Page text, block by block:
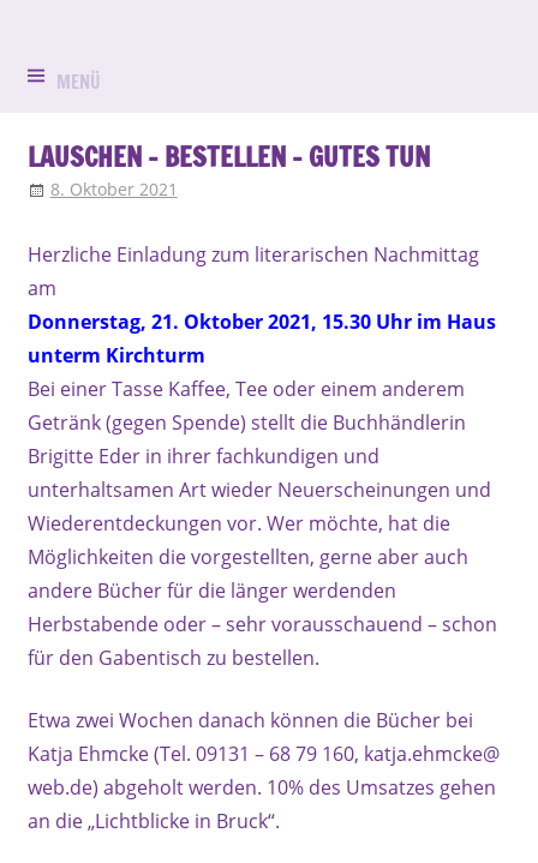
springen
Peter
und
Paul
Erlangen-
Bruck
in
MENÜ
LAUSCHEN – BESTELLEN – GUTES TUN
8. Oktober 2021
Herzliche Einladung zum literarischen Nachmittag
am
Donnerstag, 21. Oktober 2021, 15.30 Uhr im Haus
unterm Kirchturm
Bei einer Tasse Kaffee, Tee oder einem anderem
Getränk (gegen Spende) stellt die Buchhändlerin
Brigitte Eder in ihrer fachkundigen und
unterhaltsamen Art wieder Neuerscheinungen und
Wiederentdeckungen vor. Wer möchte, hat die
Möglichkeiten die vorgestellten, gerne aber auch
andere Bücher für die länger werdenden
Herbstabende oder – sehr vorausschauend – schon
für den Gabentisch zu bestellen.
Etwa zwei Wochen danach können die Bücher bei
Katja Ehmcke (Tel. 09131 – 68 79 160, katja.ehmcke@
web.de) abgeholt werden. 10% des Umsatzes gehen
an die „Lichtblicke in Bruck“.